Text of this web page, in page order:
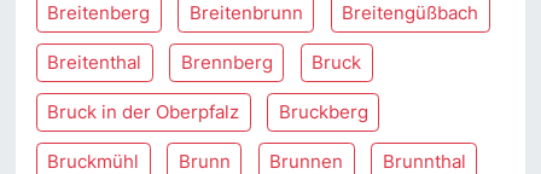
Breitenberg Breitenbrunn Breitengüßbach
Breitenthal Brennberg Bruck
Bruck in der Oberpfalz Bruckberg
Bruckmühl Brunn Brunnen Brunnthal